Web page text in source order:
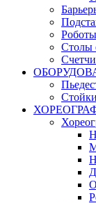
Столы